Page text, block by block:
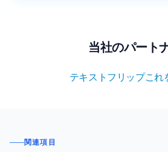
当社のパート
テキストフリップこれ
関連項目